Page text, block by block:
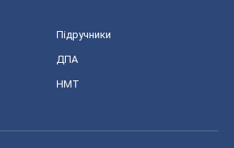
Підручники
ДПА
НМТ